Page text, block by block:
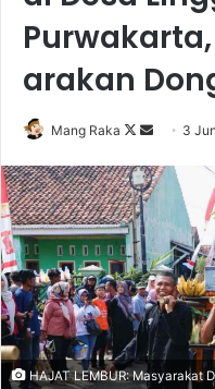
arakan
Mang Raka
Follow
X
Send
email
3
HAJAT LEMBUR: Masyarakat